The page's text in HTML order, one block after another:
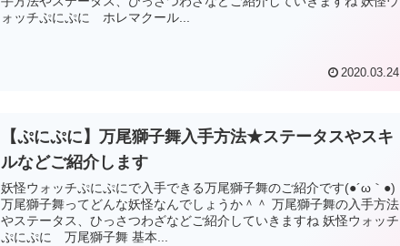
ォッチぷにぷに ホレマクール...
2020.03.24
【ぷにぷに】万尾獅子舞入手方法★ステータスやスキ
ルなどご紹介します
妖怪ウォッチぷにぷにで入手できる万尾獅子舞のご紹介です(●´ω｀●)
万尾獅子舞ってどんな妖怪なんでしょうか＾＾ 万尾獅子舞の入手方法
やステータス、ひっさつわざなどご紹介していきますね 妖怪ウォッチ
ぷにぷに 万尾獅子舞 基本...